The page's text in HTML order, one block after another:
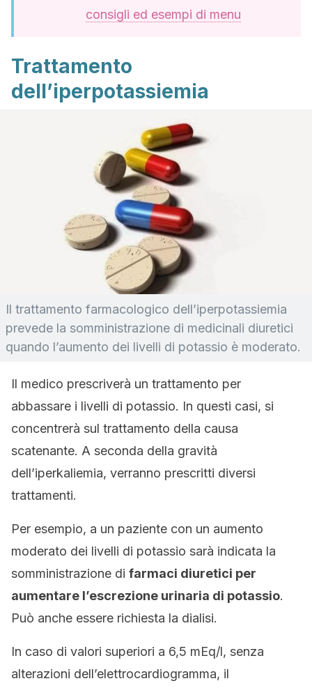
consigli ed esempi di menu
Trattamento
dell’iperpotassiemia
Il trattamento farmacologico dell’iperpotassiemia
prevede la somministrazione di medicinali diuretici
quando l’aumento dei livelli di potassio è moderato.
Il medico prescriverà un trattamento per
abbassare i livelli di potassio. In questi casi, si
concentrerà sul trattamento della causa
scatenante. A seconda della gravità
dell’iperkaliemia, verranno prescritti diversi
trattamenti.
Per esempio, a un paziente con un aumento
moderato dei livelli di potassio sarà indicata la
somministrazione di farmaci diuretici per
aumentare l’escrezione urinaria di potassio.
Può anche essere richiesta la dialisi.
In caso di valori superiori a 6,5 mEq/l, senza
alterazioni dell’elettrocardiogramma, il